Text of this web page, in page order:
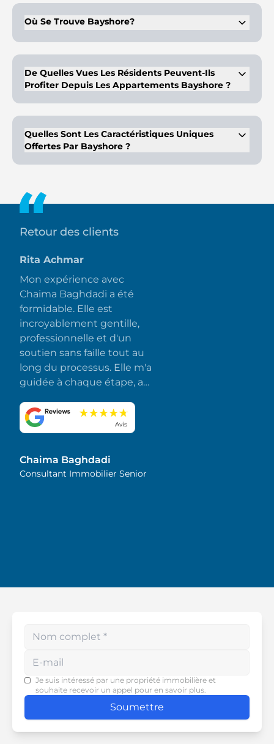
Où Se Trouve Bayshore?
Creek.
De Quelles Vues Les Résidents Peuvent-Ils
Profiter Depuis Les Appartements Bayshore ?
Tower et la Dubai Creek Marina.
Quelles Sont Les Caractéristiques Uniques
Offertes Par Bayshore ?
Retour des clients
Rita Achmar
Mon expérience avec
Chaima Baghdadi a été
formidable. Elle est
incroyablement gentille,
professionnelle et d'un
soutien sans faille tout au
long du processus. Elle m'a
guidée à chaque étape, a
toutes mes questions et a
fait en sorte que tout se
stress. J'apprécie
sincèrement son
Avis
Chaima Baghdadi
Consultant Immobilier Senior
Enter your phone number
Je suis intéressé par une propriété immobilière et
souhaite recevoir un appel pour en savoir plus.
Soumettre